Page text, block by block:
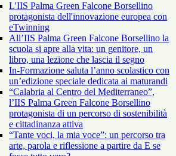
L'IIS Palma Green Falcone Borsellino
protagonista dell'innovazione europea con
eTwinning
All’IIS Palma Green Falcone Borsellino la
scuola si apre alla vita: un genitore, un
libro, una lezione che lascia il segno
In-Formazione saluta l’anno scolastico con
un’edizione speciale dedicata ai maturandi
“Calabria al Centro del Mediterraneo”,
l’IIS Palma Green Falcone Borsellino
protagonista di un percorso di sostenibilità
e cittadinanza attiva
“Tante voci, la mia voce”: un percorso tra
arte, parola e riflessione a partire da E se